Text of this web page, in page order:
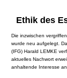
Ethik des
Die inzwischen
wurde neu aufgelegt.
(IFG) Harald LEMKE
aktuelles Nachwort
anhaltende Interesse